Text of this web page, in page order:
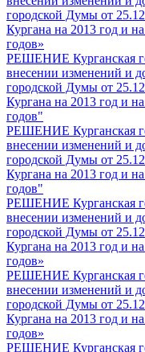
городской Думы от
Кургана на 2013 год и
годов»
РЕШЕНИЕ Курганская
внесении изменений и
городской Думы от
Кургана на 2013 год и
годов"
РЕШЕНИЕ Курганская
внесении изменений и
городской Думы от
Кургана на 2013 год и
годов"
РЕШЕНИЕ Курганская
внесении изменений и
городской Думы от
Кургана на 2013 год и
годов»
РЕШЕНИЕ Курганская
внесении изменений и
городской Думы от
Кургана на 2013 год и
годов»
РЕШЕНИЕ Курганская